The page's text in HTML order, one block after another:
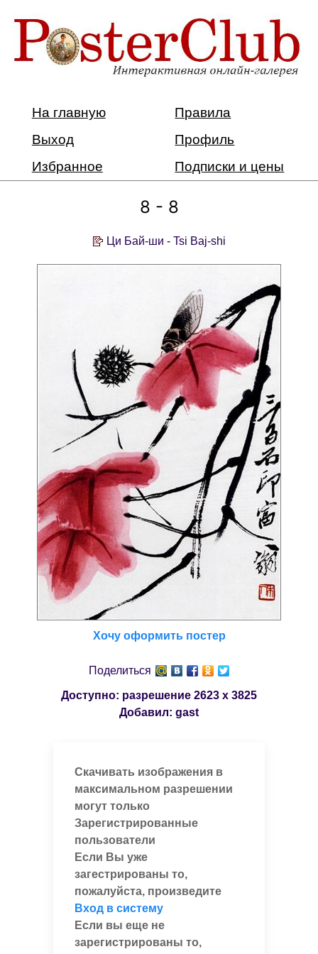
На главную
Правила
Выход
Профиль
Избранное
Подписки и цены
8 - 8
Ци Бай-ши - Tsi Baj-shi
Хочу оформить постер
Поделиться
Доступно: разрешение 2623 x 3825
Добавил: gast
Скачивать изображения в
максимальном разрешении
могут только
Зарегистрированные
пользователи
Если Вы уже
загестрированы то,
пожалуйста, произведите
Вход в систему
Если вы еще не
зарегистрированы то,